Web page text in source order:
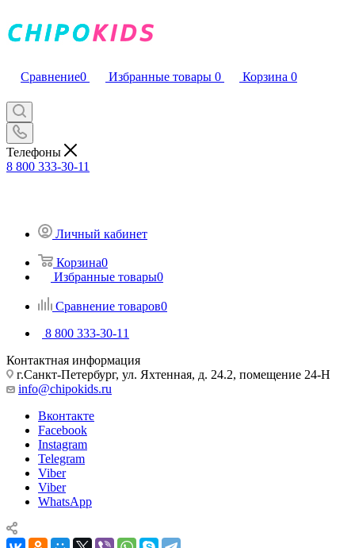
Сравнение0 Избранные товары 0 Корзина 0
Телефоны
8 800 333-30-11
Личный кабинет
Корзина0
Избранные товары0
Сравнение товаров0
8 800 333-30-11
Контактная информация
г.Санкт-Петербург, ул. Яхтенная, д. 24.2, помещение 24-Н
info@chipokids.ru
Вконтакте
Facebook
Instagram
Telegram
Viber
Viber
WhatsApp